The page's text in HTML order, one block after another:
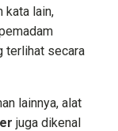
kata lain,
terlihat secara
lainnya, alat
juga dikenal